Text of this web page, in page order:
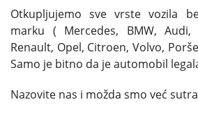
Otkupljujemo sve vrste vozila
marku ( Mercedes, BMW, Audi,
Renault, Opel, Citroen, Volvo,
Samo je bitno da je automobil
Nazovite nas i možda smo već